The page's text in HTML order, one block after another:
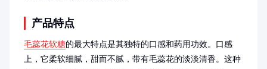
产品特点
毛蕊花软糖的最大特点是其独特的口感和药用功效。口感
上，它柔软细腻，甜而不腻，带有毛蕊花的淡淡清香。这种